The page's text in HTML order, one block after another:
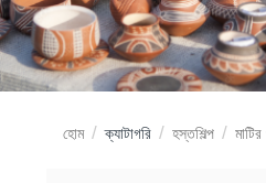
হোম ক্যাটাগরি হস্তশিল্প